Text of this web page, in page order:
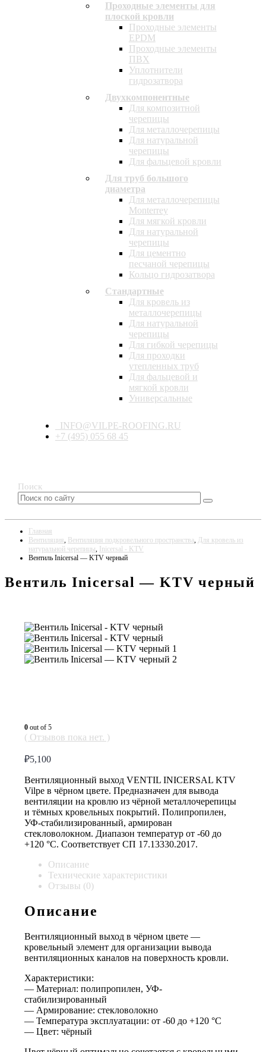
Проходные элементы для
плоской кровли
Проходные элементы
EPDM
Проходные элементы
ПВХ
Уплотнители
гидрозатвора
Двухкомпонентные
Для композитной
черепицы
Для металлочерепицы
Для натуральной
черепицы
Для фальцевой кровли
Для труб большого
диаметра
Для металлочерепицы
Monterrey
Для мягкой кровли
Для натуральной
черепицы
Для цементно
песчаной черепицы
Кольцо гидрозатвора
Стандартные
Для кровель из
металлочерепицы
Для натуральной
черепицы
Для гибкой черепицы
Для проходки
утепленных труб
Для фальцевой и
мягкой кровли
Универсальные
INFO@VILPE-ROOFING.RU
+7 (495) 055 68 45
Поиск
Главная
Вентиляция, Вентиляция подкровельного пространства, Для кровель из
натуральной черепицы, Inicersal - KTV
Вентиль Inicersal — KTV черный
Вентиль Inicersal — KTV черный
0 out of 5
( Отзывов пока нет. )
₽5,100
Вентиляционный выход VENTIL INICERSAL KTV
Vilpe в чёрном цвете. Предназначен для вывода
вентиляции на кровлю из чёрной металлочерепицы
и тёмных кровельных покрытий. Полипропилен,
УФ-стабилизированный, армирован
стекловолокном. Диапазон температур от -60 до
+120 °C. Соответствует СП 17.13330.2017.
Описание
Технические характеристики
Отзывы (0)
Описание
Вентиляционный выход в чёрном цвете —
кровельный элемент для организации вывода
вентиляционных каналов на поверхность кровли.
Характеристики:
— Материал: полипропилен, УФ-
стабилизированный
— Армирование: стекловолокно
— Температура эксплуатации: от -60 до +120 °C
— Цвет: чёрный